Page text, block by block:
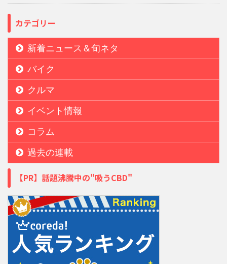
カテゴリー
新着ニュース＆旬ネタ
バイク
クルマ
イベント情報
コラム
過去の連載
【PR】話題沸騰中の"吸うCBD"